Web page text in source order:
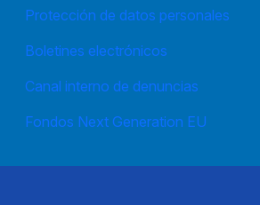
Protección de datos personales
Boletines electrónicos
Canal interno de denuncias
Fondos Next Generation EU